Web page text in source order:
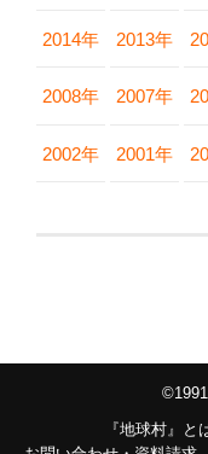
2014年 2013年
2008年 2007年
2002年 2001年
『地球村』と